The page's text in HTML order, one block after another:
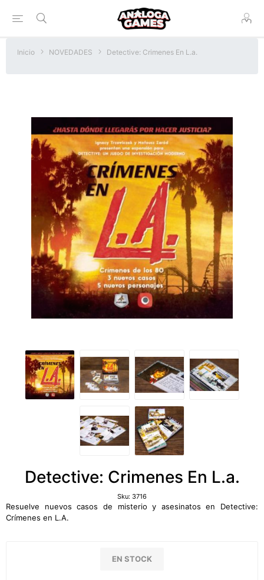
Inicio NOVEDADES Detective: Crimenes En L.a.
Detective: Crimenes En L.a.
Sku: 3716
Resuelve nuevos casos de misterio y asesinatos en Detective:
Crímenes en L.A.
EN STOCK